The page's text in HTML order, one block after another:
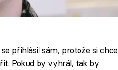
přihlásil sám, protože si chce
Pokud by vyhrál, tak by